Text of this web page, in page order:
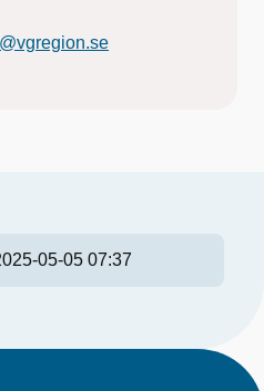
05-05 07:37